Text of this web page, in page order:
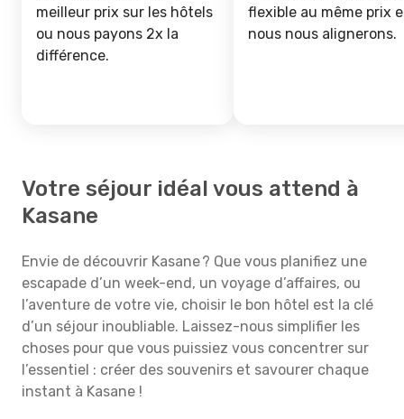
meilleur prix sur les hôtels
ou nous payons 2x la
différence.
flexible au même prix
nous nous alignerons.
Votre séjour idéal vous attend à
Kasane
Envie de découvrir Kasane ? Que vous planifiez une
escapade d’un week-end, un voyage d’affaires, ou
l’aventure de votre vie, choisir le bon hôtel est la clé
d’un séjour inoubliable. Laissez-nous simplifier les
choses pour que vous puissiez vous concentrer sur
l’essentiel : créer des souvenirs et savourer chaque
instant à Kasane !